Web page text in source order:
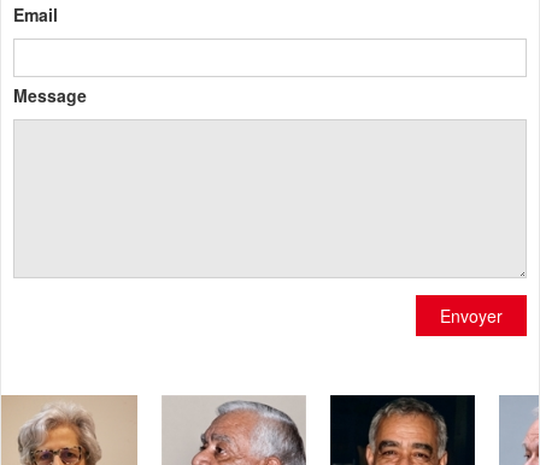
Email
Message
Envoyer